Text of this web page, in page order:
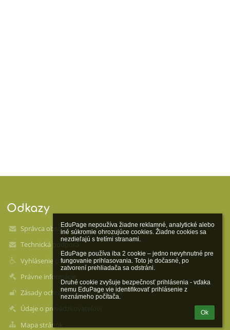
EduPage nepoužíva žiadne reklamné, analytické alebo
iné súkromie ohrozujúce cookies. Žiadne cookies sa
nezdieľajú s tretími stranami.
EduPage používa iba 2 cookie – jedno nevyhnutné pre
fungovanie prihlasovania. Toto je dočasné, po
zatvorení prehliadača sa odstráni.
Druhé cookie zvyšuje bezpečnosť prihlásenia - vďaka
nemu EduPage vie identifikovať prihlásenie z
neznámeho počítača.
Ok
Odkazy
Správca obsahu
Technická podpora
Vyhlásenie o prístupnosti
Právne informácie
Zásady ochrany osobných údajov
Údaje o prevádzkovateľovi
Mapa stránok